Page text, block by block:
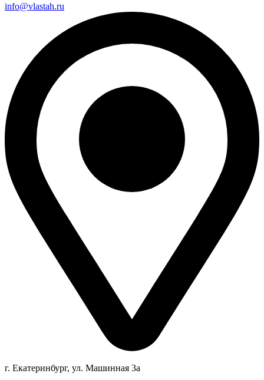
info@vlastah.ru
г. Екатеринбург, ул. Машинная 3а